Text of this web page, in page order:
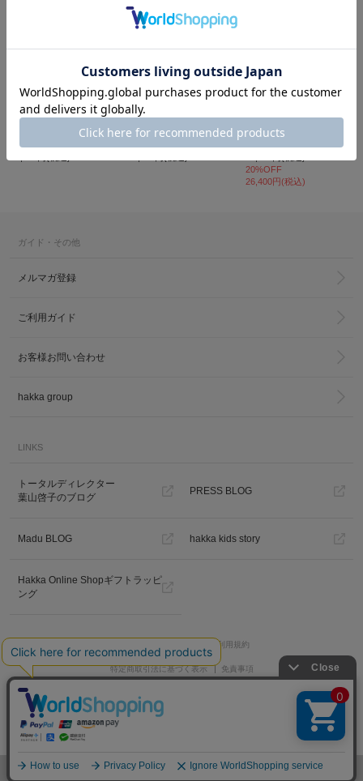
ギザコットン25/40ソフト天竺アシンメトリーフリルTシャツ
H.A.K
ウルティマコットン強撚天竺半袖カットソー
H.A.K
コットンナイロンペーパーローン ピンタックワンピース
20%OFF
26,400円(税込)
ガイド・その他
メルマガ登録
ご利用ガイド
お客様お問い合わせ
hakka group
LINKS
トータルディレクター
葉山啓子のブログ
PRESS BLOG
Madu BLOG hakka kids story
Hakka Online Shopギフトラッピ
ング
ご利用規約
特定商取引法に基づく表示 免責事項
PC版を見る
Copyright © HAKKA GROUP All Rights Reserved. All Rights Reserved.